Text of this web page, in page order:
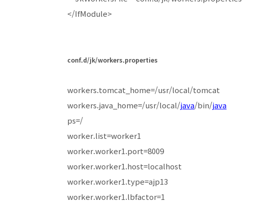
</IfModule>
conf.d/jk/workers.properties
workers.tomcat_home=/usr/local/tomcat
workers.java_home=/usr/local/java/bin/java
ps=/
worker.list=worker1
worker.worker1.port=8009
worker.worker1.host=localhost
worker.worker1.type=ajp13
worker.worker1.lbfactor=1